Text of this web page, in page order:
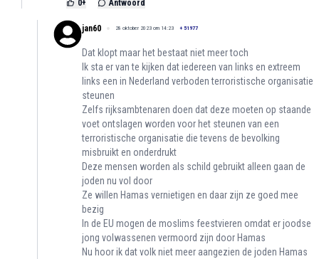
0+ Antwoord
jan60 28 oktober 2023 om 14:23 + 51977
Dat klopt maar het bestaat niet meer toch
Ik sta er van te kijken dat iedereen van links en extreem
links een in Nederland verboden terroristische organisatie
steunen
Zelfs rijksambtenaren doen dat deze moeten op staande
voet ontslagen worden voor het steunen van een
terroristische organisatie die tevens de bevolking
misbruikt en onderdrukt
Deze mensen worden als schild gebruikt alleen gaan de
joden nu vol door
Ze willen Hamas vernietigen en daar zijn ze goed mee
bezig
In de EU mogen de moslims feestvieren omdat er joodse
jong volwassenen vermoord zijn door Hamas
Nu hoor ik dat volk niet meer aangezien de joden Hamas